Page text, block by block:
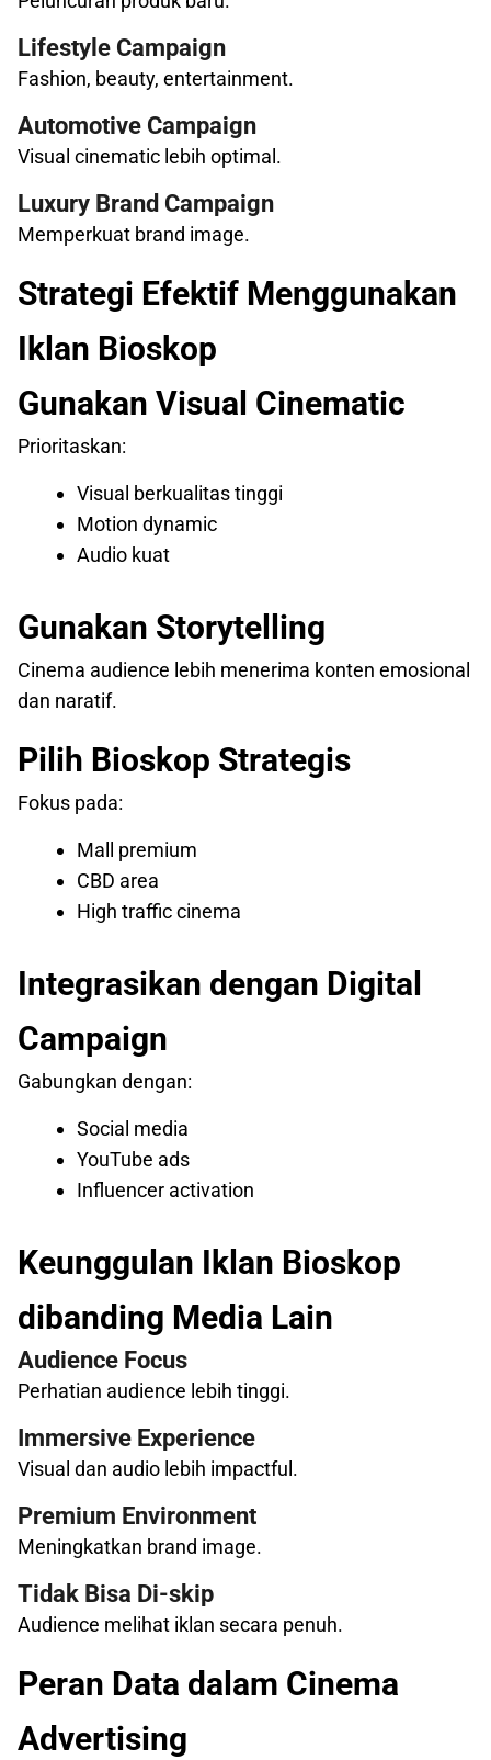
Lifestyle Campaign
Fashion, beauty, entertainment.
Automotive Campaign
Visual cinematic lebih optimal.
Luxury Brand Campaign
Memperkuat brand image.
Strategi Efektif Menggunakan
Iklan Bioskop
Gunakan Visual Cinematic
Prioritaskan:
Visual berkualitas tinggi
Motion dynamic
Audio kuat
Gunakan Storytelling
Cinema audience lebih menerima konten emosional
dan naratif.
Pilih Bioskop Strategis
Fokus pada:
Mall premium
CBD area
High traffic cinema
Integrasikan dengan Digital
Campaign
Gabungkan dengan:
Social media
YouTube ads
Influencer activation
Keunggulan Iklan Bioskop
dibanding Media Lain
Audience Focus
Perhatian audience lebih tinggi.
Immersive Experience
Visual dan audio lebih impactful.
Premium Environment
Meningkatkan brand image.
Tidak Bisa Di-skip
Audience melihat iklan secara penuh.
Peran Data dalam Cinema
Advertising